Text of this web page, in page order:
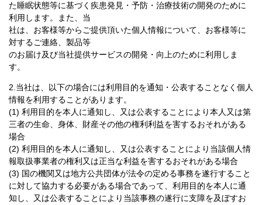
た睡眠状態等に基づく疾患発見・予防・治療技術の開発のために
利用します。また、当
社は、お客様等からご提供頂いた個人情報について、お客様等に
対するご連絡、製品等
のお届け及び当社提供サービスの開発・向上のために利用しま
す。
2.当社は、以下の場合には利用目的を通知・公表することなく個人
情報を利用することがあります。
(1) 利用目的を本人に通知し、又は公表することにより本人又は第
三者の生命、身体、財産その他の権利利益を害するおそれがある
場合
(2) 利用目的を本人に通知し、又は公表することにより当該個人情
報取扱事業者の権利又は正当な利益を害するおそれがある場合
(3) 国の機関又は地方公共団体が法令の定める事務を遂行すること
に対して協力する必要がある場合であって、利用目的を本人に通
知し、又は公表することにより当該事務の遂行に支障を及ぼすお